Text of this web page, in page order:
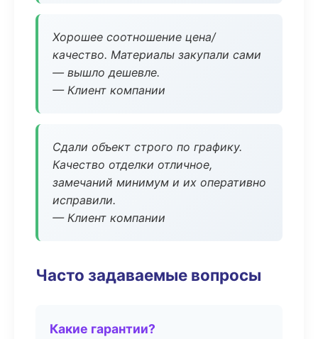
Хорошее соотношение цена/
качество. Материалы закупали сами
— вышло дешевле.
— Клиент компании
Сдали объект строго по графику.
Качество отделки отличное,
замечаний минимум и их оперативно
исправили.
— Клиент компании
Часто задаваемые вопросы
Какие гарантии?